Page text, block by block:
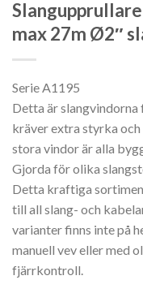
max 27m Ø2″
Serie A1195
Detta är slangvindorna
kräver extra styrka
stora vindor är alla
Gjorda för olika
Detta kraftiga
till all slang- och
varianter finns inte på
manuell vev eller med
fjärrkontroll.